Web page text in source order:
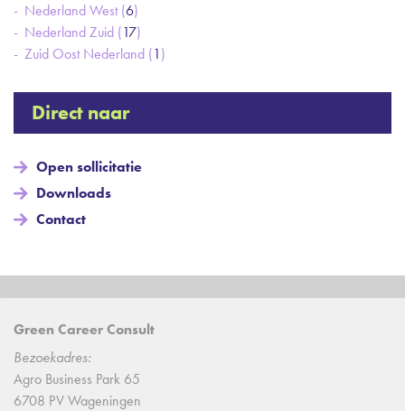
Nederland West (6)
Nederland Zuid (17)
Zuid Oost Nederland (1)
Direct naar
Open sollicitatie
Downloads
Contact
Green Career Consult
Bezoekadres:
Agro Business Park 65
6708 PV Wageningen